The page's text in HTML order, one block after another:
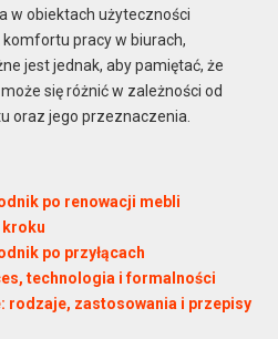
w obiektach użyteczności
pracy w biurach,
jest jednak, aby pamiętać, że
się różnić w zależności od
oraz jego przeznaczenia.
po renowacji mebli
kroku
po przyłącach
technologia i formalności
rodzaje, zastosowania i przepisy